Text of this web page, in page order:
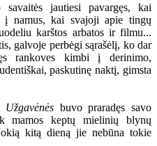
jautiesi pavargęs, kai
į namus, kai svajoji apie tingų
karštos arbatos ir filmu...
galvoje perbėgi sąrašėlį, ko dar
rankoves kimbi į derinimo,
paskutinę naktį, gimsta
Užgavėnės buvo praradęs savo
mamos keptų mielinių blynų
kitą dieną jie nebūna tokie